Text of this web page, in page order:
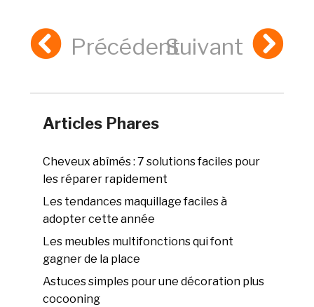
PrécédentSuivant
Articles Phares
Cheveux abîmés : 7 solutions faciles pour
les réparer rapidement
Les tendances maquillage faciles à
adopter cette année
Les meubles multifonctions qui font
gagner de la place
Astuces simples pour une décoration plus
cocooning